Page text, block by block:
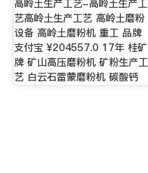
高岭土生产工艺-高岭土生产工
艺高岭土生产工艺 高岭土磨粉
设备 高岭土磨粉机 重工 品牌
支付宝 ¥204557.0 17年 桂矿
牌 矿山高压磨粉机 矿粉生产工
艺 白云石雷蒙磨粉机 碳酸钙